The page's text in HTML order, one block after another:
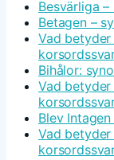
Besvärliga
Betagen –
Vad
Bihålor:
Vad
Blev
Vad